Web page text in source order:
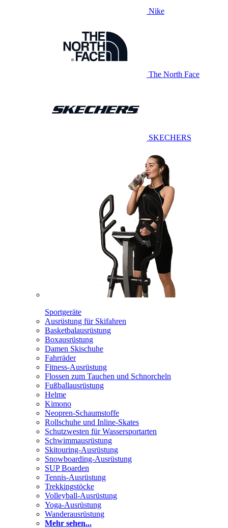
Nike
The North Face
SKECHERS
Sportgeräte
Ausrüstung für Skifahren
Basketbalausrüstung
Boxausrüstung
Damen Skischuhe
Fahrräder
Fitness-Ausrüstung
Flossen zum Tauchen und Schnorcheln
Fußballausrüstung
Helme
Kimono
Neopren-Schaumstoffe
Rollschuhe und Inline-Skates
Schutzwesten für Wassersportarten
Schwimmausrüstung
Skitouring-Ausrüstung
Snowboarding-Ausrüstung
SUP Boarden
Tennis-Ausrüstung
Trekkingstöcke
Volleyball-Ausrüstung
Yoga-Ausrüstung
Wanderausrüstung
Mehr sehen...